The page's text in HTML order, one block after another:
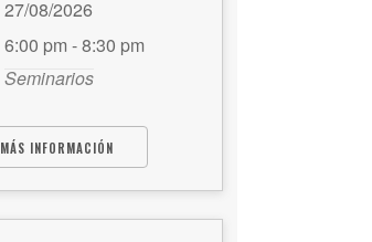
27/08/2026
6:00 pm - 8:30 pm
Seminarios
MÁS INFORMACIÓN